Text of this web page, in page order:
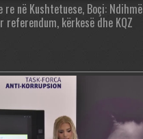
re në Kushtetuese, Boçi: Ndihmë
referendum, kërkesë dhe KQZ